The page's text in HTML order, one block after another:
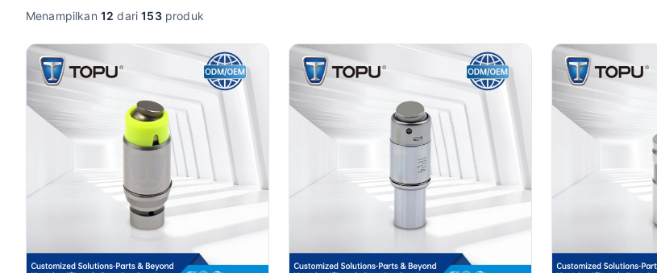
Menampilkan 12 dari 153 produk